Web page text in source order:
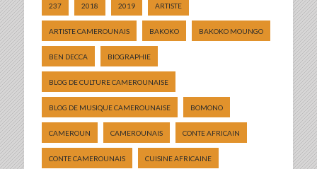
237 2018 2019 ARTISTE
ARTISTE CAMEROUNAIS BAKOKO BAKOKO MOUNGO
BEN DECCA BIOGRAPHIE
BLOG DE CULTURE CAMEROUNAISE
BLOG DE MUSIQUE CAMEROUNAISE BOMONO
CAMEROUN CAMEROUNAIS CONTE AFRICAIN
CONTE CAMEROUNAIS CUISINE AFRICAINE